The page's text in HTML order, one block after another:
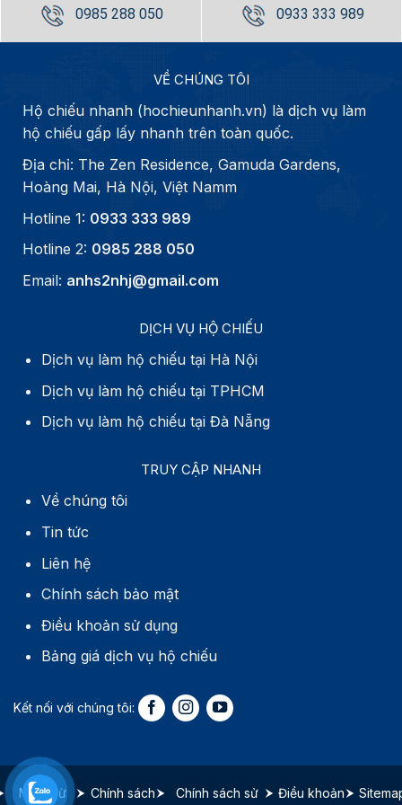
0985 288 050 0933 333 989
VỀ CHÚNG TÔI
Hộ chiếu nhanh (hochieunhanh.vn) là dịch vụ làm
hộ chiếu gấp lấy nhanh trên toàn quốc.
Địa chỉ: The Zen Residence, Gamuda Gardens,
Hoàng Mai, Hà Nội, Việt Namm
Hotline 1: 0933 333 989
Hotline 2: 0985 288 050
Email: anhs2nhj@gmail.com
DỊCH VỤ HỘ CHIẾU
Dịch vụ làm hộ chiếu tại Hà Nội
Dịch vụ làm hộ chiếu tại TPHCM
Dịch vụ làm hộ chiếu tại Đà Nẵng
TRUY CẬP NHANH
Về chúng tôi
Tin tức
Liên hệ
Chính sách bảo mật
Điều khoản sử dụng
Bảng giá dịch vụ hộ chiếu
Miễn trừ Chính sách Chính sách sử Điều khoản